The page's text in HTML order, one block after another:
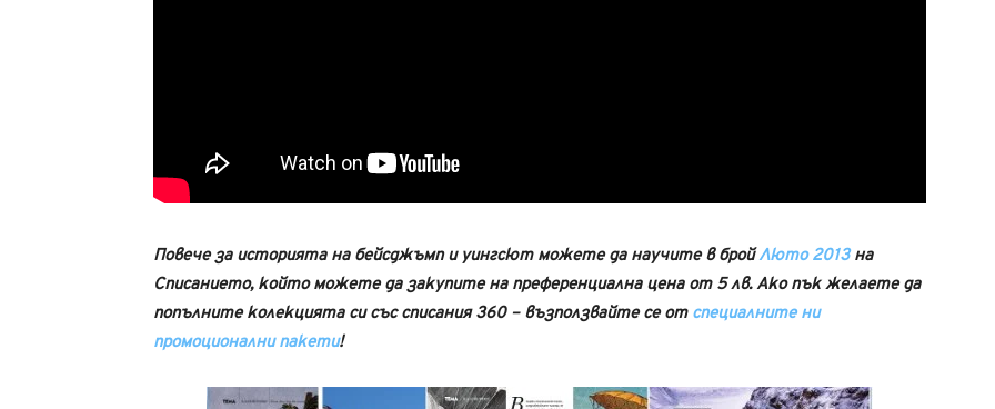
Повече за историята на бейсджъмп и уингсют можете да научите вбройЛюто 2013на
Списанието, който можете да закупите на преференциална цена от 5 лв. Ако пък желаете да
попълните колекцията си със списания 360 – възползвайте се от специалните ни
промоционални пакети!